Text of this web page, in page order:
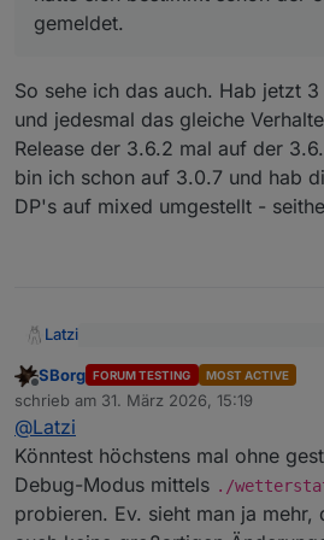
nicht liegen, sonst hätte sich
oder andere gemeldet.
gemeldet.
So sehe ich das auch. Hab jetzt
und jedesmal das gleiche
Release der 3.6.2 mal auf der
bin ich schon auf 3.0.7 und hab
DP's auf mixed umgestellt -
Latzi
An der Version kann es
So sehe ich das auch. Hab jetzt
ich schon auf 3.0.7 und hab die
mixed umgestellt - seither ist
Offline
SBorg FORUM TESTING MOST ACTIVE
schrieb am 31. März 2026, 15:19
zuletzt editiert von
@Latzi
Könntest höchstens mal ohne
Debug-Modus mittels ./
probieren. Ev. sieht man ja mehr,